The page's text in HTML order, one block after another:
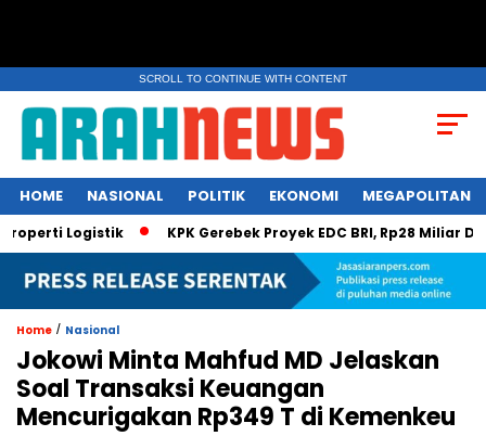
SCROLL TO CONTINUE WITH CONTENT
HOME NASIONAL POLITIK EKONOMI MEGAPOLITAN
Logistik KPK Gerebek Proyek EDC BRI, Rp28 Miliar
Home / Nasional
Jokowi Minta Mahfud MD Jelaskan
Soal Transaksi Keuangan
Mencurigakan Rp349 T di Kemenkeu